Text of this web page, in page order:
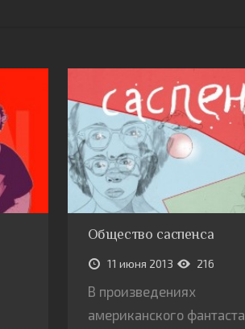
Общество саспенса
11 июня 2013 216
В произведениях
американского фантаста